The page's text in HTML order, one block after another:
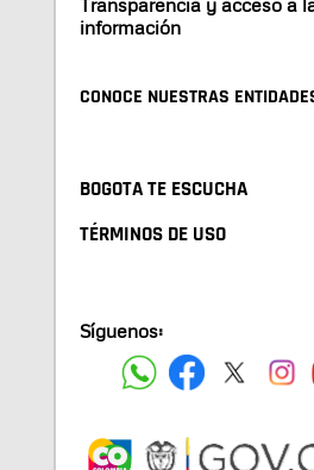
Transparencia y acceso a
información
CONOCE NUESTRAS
BOGOTA TE ESCUCHA
TÉRMINOS DE USO
Síguenos: